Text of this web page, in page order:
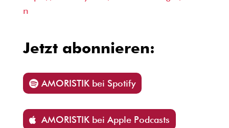
n
Jetzt abonnieren:
AMORISTIK bei Spotify
AMORISTIK bei Apple Podcasts